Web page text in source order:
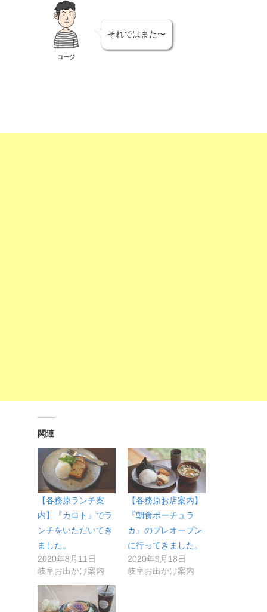
コージ
それではまた〜
関連
【各務原ランチ案
内】『カロト』でラ
ンチをいただいてき
ました。
2020年8月11日
岐阜お出かけ案内
【各務原お店案内】
『朝食ポーチュラ
カ』のプレオープン
に行ってきました。
2020年9月18日
岐阜お出かけ案内